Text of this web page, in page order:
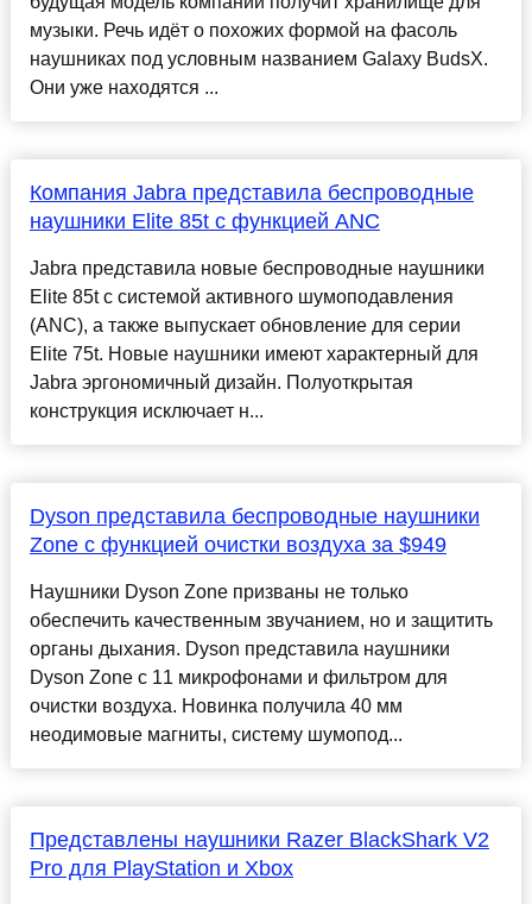
музыки. Речь идёт о похожих формой на фасоль
наушниках под условным названием Galaxy BudsX.
Они уже находятся ...
Компания Jabra представила беспроводные
наушники Elite 85t с функцией ANC
Jabra представила новые беспроводные наушники
Elite 85t с системой активного шумоподавления
(ANC), а также выпускает обновление для серии
Elite 75t. Новые наушники имеют характерный для
Jabra эргономичный дизайн. Полуоткрытая
конструкция исключает н...
Dyson представила беспроводные наушники
Zone с функцией очистки воздуха за $949
Наушники Dyson Zone призваны не только
обеспечить качественным звучанием, но и защитить
органы дыхания. Dyson представила наушники
Dyson Zone с 11 микрофонами и фильтром для
очистки воздуха. Новинка получила 40 мм
неодимовые магниты, систему шумопод...
Представлены наушники Razer BlackShark V2
Pro для PlayStation и Xbox